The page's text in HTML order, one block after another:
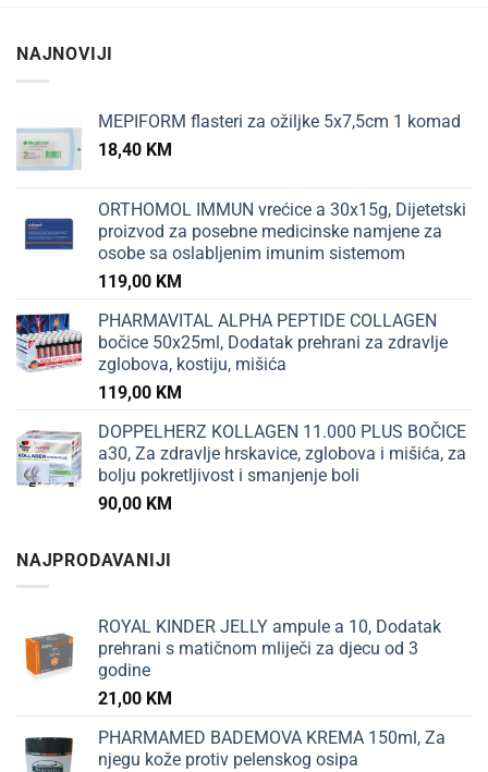
NAJNOVIJI
MEPIFORM flasteri za ožiljke 5x7,5cm 1 komad
18,40 KM
ORTHOMOL IMMUN vrećice a 30x15g, Dijetetski
proizvod za posebne medicinske namjene za
osobe sa oslabljenim imunim sistemom
119,00 KM
PHARMAVITAL ALPHA PEPTIDE COLLAGEN
bočice 50x25ml, Dodatak prehrani za zdravlje
zglobova, kostiju, mišića
119,00 KM
DOPPELHERZ KOLLAGEN 11.000 PLUS BOČICE
a30, Za zdravlje hrskavice, zglobova i mišića, za
bolju pokretljivost i smanjenje boli
90,00 KM
NAJPRODAVANIJI
ROYAL KINDER JELLY ampule a 10, Dodatak
prehrani s matičnom mliječi za djecu od 3
godine
21,00 KM
PHARMAMED BADEMOVA KREMA 150ml, Za
njegu kože protiv pelenskog osipa